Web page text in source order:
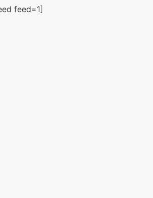
feed=1]